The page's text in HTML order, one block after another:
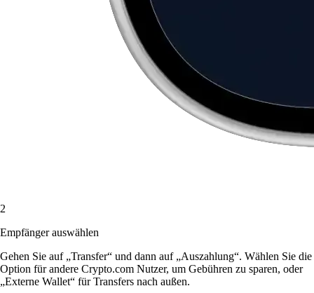
2
Empfänger auswählen
Gehen Sie auf „Transfer“ und dann auf „Auszahlung“. Wählen Sie die
Option für andere Crypto.com Nutzer, um Gebühren zu sparen, oder
„Externe Wallet“ für Transfers nach außen.